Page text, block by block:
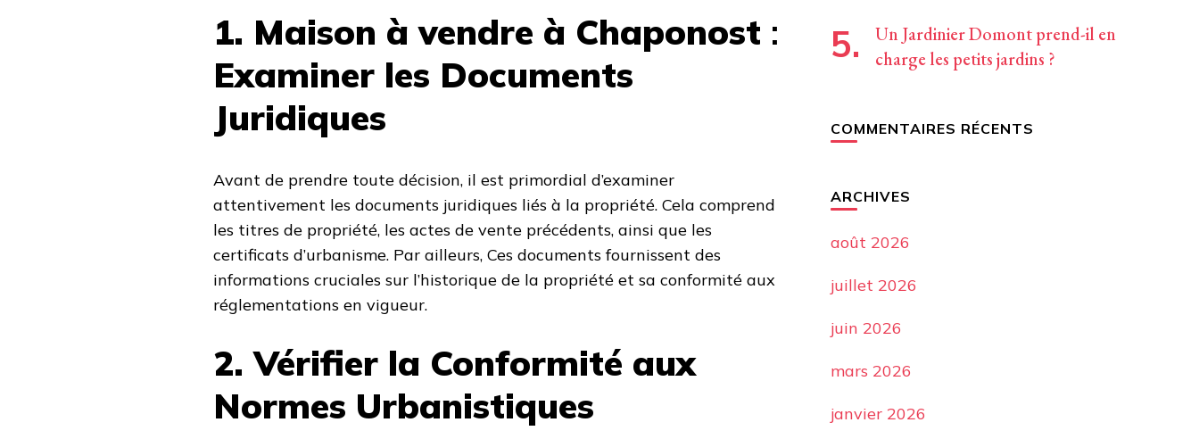
1. Maison à vendre à Chaponost :
Examiner les Documents
Juridiques
Avant de prendre toute décision, il est primordial d’examiner
attentivement les documents juridiques liés à la propriété. Cela comprend
les titres de propriété, les actes de vente précédents, ainsi que les
certificats d’urbanisme. Par ailleurs, Ces documents fournissent des
informations cruciales sur l’historique de la propriété et sa conformité aux
réglementations en vigueur.
2. Vérifier la Conformité aux
Normes Urbanistiques
Un Jardinier Domont prend-il en
charge les petits jardins ?
COMMENTAIRES RÉCENTS
ARCHIVES
août 2026
juillet 2026
juin 2026
mars 2026
janvier 2026